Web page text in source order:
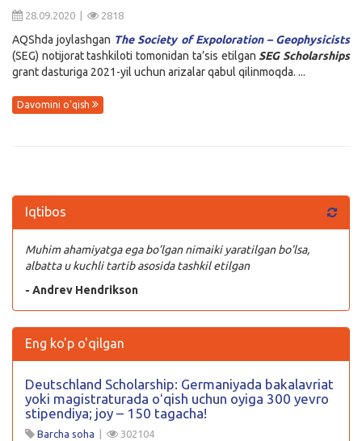
28.09.2020 | 2818
AQShda joylashgan The Society of Expoloration – Geophysicists
(SEG) notijorat tashkiloti tomonidan ta’sis etilgan SEG Scholarships
grant dasturiga 2021-yil uchun arizalar qabul qilinmoqda. ...
Davomini o'qish
Iqtibos
Muhim ahamiyatga ega bo’lgan nimaiki yaratilgan bo’lsa,
albatta u kuchli tartib asosida tashkil etilgan
- Andrev Hendrikson
Eng ko'p o'qilgan
Deutschland Scholarship: Germaniyada bakalavriat
yoki magistraturada oʻqish uchun oyiga 300 yevro
stipendiya; joy – 150 tagacha!
Barcha soha 302104